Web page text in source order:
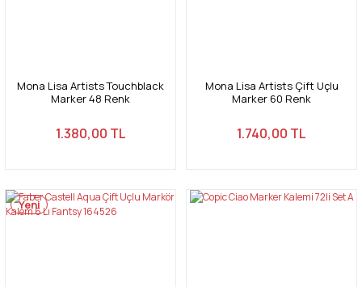
Mona Lisa Artists Touchblack
Marker 48 Renk
1.380,00 TL
Mona Lisa Artists Çift Uçlu
Marker 60 Renk
1.740,00 TL
Yeni